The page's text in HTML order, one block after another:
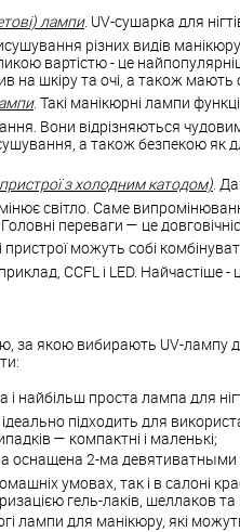
лампи. UV-сушарка для
різних видів
вартістю - це
на шкіру та очі, а також мають
. Такі манікюрні лампи
Вони відрізняються
а також безпекою як
з холодним катодом) .
світло. Саме
переваги — це
пристрої можуть собі
CCFL і LED. Найчастіше -
якою вибирають UV-лампу для
і найбільш проста лампа для
підходить для
— компактні і маленькі;
оснащена 2-ма
умовах, так і в салоні
гель-лаків, шеллаков та
лампи для манікюру, які